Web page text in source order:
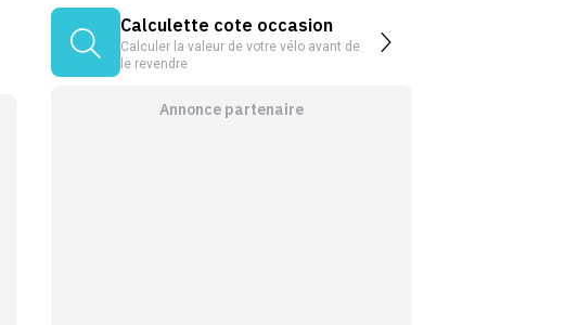
Calculette cote occasion
Calculer la valeur de votre vélo avant de
le revendre
Annonce partenaire